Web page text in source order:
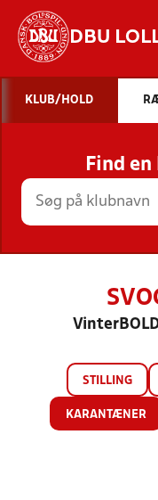
DBU
STILLINGER,
KLUB/HOLD
Find
STILLING
KARANTÆNER